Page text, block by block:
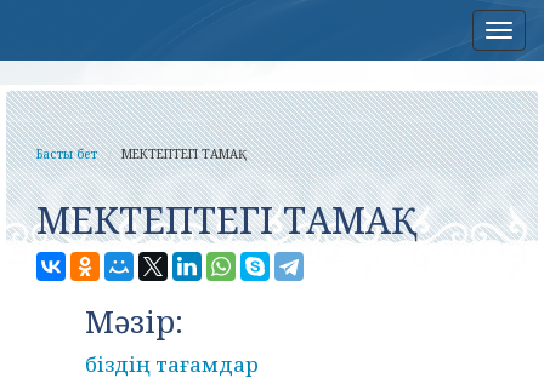
Басты бет МЕКТЕПТЕГІ ТАМАҚ
МЕКТЕПТЕГІ ТАМАҚ
Мәзір:
біздің тағамдар